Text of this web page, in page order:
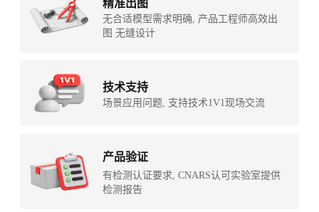
精准出图
无合适模型需求明确, 产品工程师高效出
图 无缝设计
技术支持
场景应用问题, 支持技术1V1现场交流
产品验证
有检测认证要求, CNARS认可实验室提供
检测报告